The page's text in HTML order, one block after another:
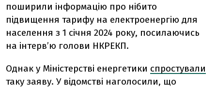
поширили інформацію про нібито
підвищення тарифу на електроенергію для
населення з 1 січня 2024 року, посилаючись
на інтерв’ю голови НКРЕКП.
Однак у Міністерстві енергетики спростували
таку заяву. У відомстві наголосили, що